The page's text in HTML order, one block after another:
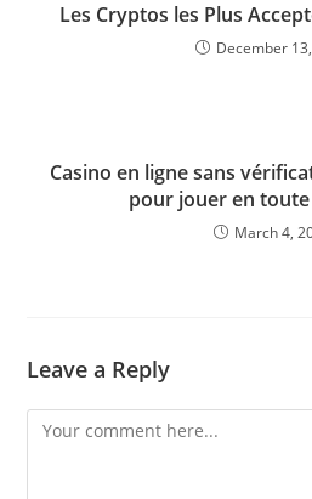
Les Cryptos les Plus
December
Casino en ligne sans
pour jouer en
March 4,
Leave a Reply
Comment